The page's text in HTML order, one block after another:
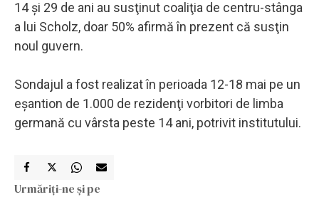
14 şi 29 de ani au susţinut coaliţia de centru-stânga
a lui Scholz, doar 50% afirmă în prezent că susţin
noul guvern.
Sondajul a fost realizat în perioada 12-18 mai pe un
eşantion de 1.000 de rezidenţi vorbitori de limba
germană cu vârsta peste 14 ani, potrivit institutului.
Urmăriți-ne și pe